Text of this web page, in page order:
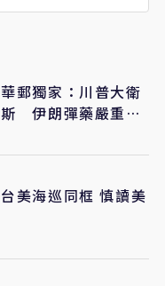
華郵獨家：川普大衛
伊朗彈藥嚴重短
海巡同框 慎讀美